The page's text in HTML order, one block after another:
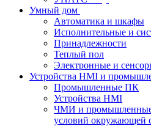
Умный дом
Автоматика и шкафы
Исполнительные и
Принадлежности
Теплый пол
Электронные и
Устройства HMI и
Промышленные ПК
Устройства HMI
ЧМИ и промышленные
условий окружающей